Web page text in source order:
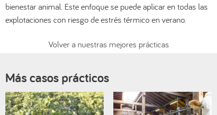
bienestar animal. Este enfoque se puede aplicar en todas las
explotaciones con riesgo de estrés térmico en verano.
Volver a nuestras mejores prácticas
Más casos prácticos